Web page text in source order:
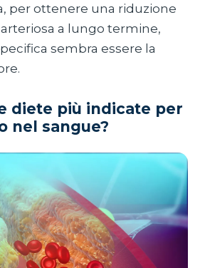
per ottenere una riduzione
a lungo termine,
sembra essere la
diete più indicate per
nel sangue?